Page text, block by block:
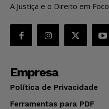
A Justiça e o Direito em Foco
Empresa
Política de Privacidade
Ferramentas para PDF